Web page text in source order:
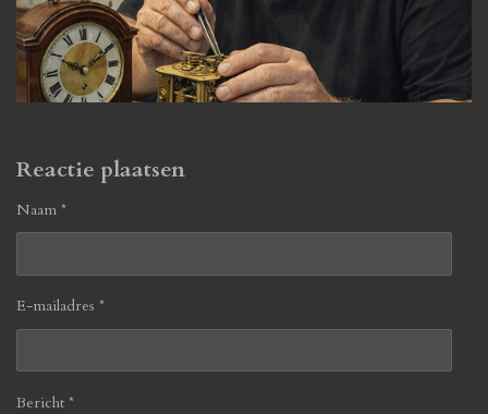
Reactie plaatsen
Naam *
E-mailadres *
Bericht *